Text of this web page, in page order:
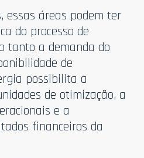
áreas podem ter
do processo de
tanto a demanda do
de
possibilita a
de otimização, a
e a
financeiros da